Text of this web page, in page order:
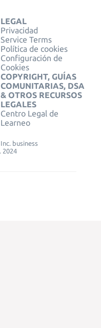
LEGAL
Privacidad
Service Terms
Política de cookies
Configuración de
Cookies
COPYRIGHT, GUÍAS
COMUNITARIAS, DSA
& OTROS RECURSOS
LEGALES
Centro Legal de
Learneo
business
2024